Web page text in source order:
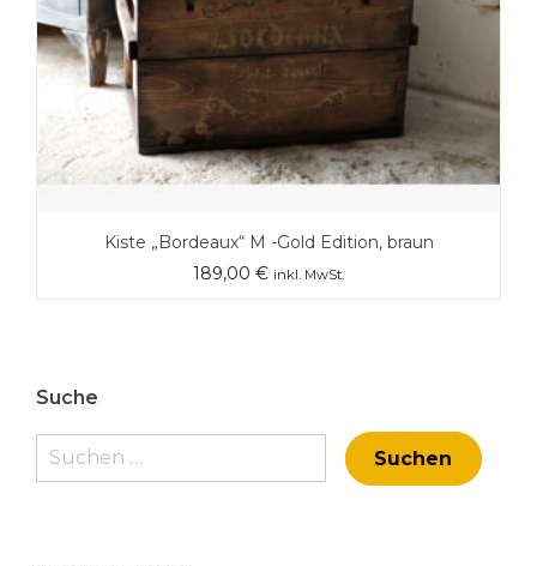
Kiste „Bordeaux“ M -Gold Edition, braun
189,00 € inkl. MwSt.
Suche
Suchen
nach: